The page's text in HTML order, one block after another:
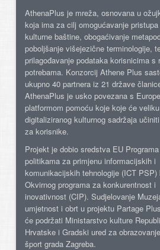
AthenaPlus je mreža, osnovana u
koja ima za cilj omogućavanje
kulturne baštine, obogaćivanje
poboljšanje višejezične terminologije,
prilagođavanje podataka korisnicima s
potrebama. Konzorcij Athene Plus
ukupno 40 partnera iz 21 države
AthenaPlus je usko povezana s
platformom pomoću koje koje će
digitaliziranog kulturnog sadržaja
za korisnike.
Projekt je dobio sredstva EU
politikama za primjenu informacijskih i
komunikacijskih tehnologije (ICT PSP)
Okvirnog programa za konkurentnost i
inovativnost (CIP). Sudjelovanje
umjetnost i obrt u projektu Partage
će podržati Ministarstvo kulture
Hrvatske i Gradski ured za
šport grada Zagreba.